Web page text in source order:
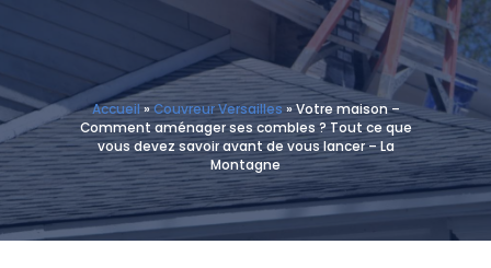
Accueil »Couvreur Versailles»Votre maison –
Comment aménager ses combles ? Tout ce que
vous devez savoir avant de vous lancer – La
Montagne